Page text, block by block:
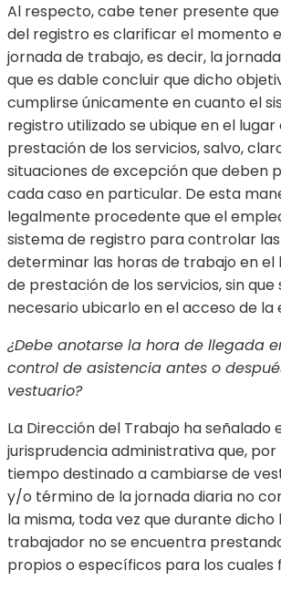
Al respecto, cabe tener presente
del registro es clarificar el momento
jornada de trabajo, es decir, la
que es dable concluir que dicho
cumplirse únicamente en cuanto el
registro utilizado se ubique en el
prestación de los servicios, salvo,
situaciones de excepción que deben
cada caso en particular. De esta
legalmente procedente que el
sistema de registro para controlar
determinar las horas de trabajo en el
de prestación de los servicios, sin
necesario ubicarlo en el acceso de la
¿Debe anotarse la hora de llegada
control de asistencia antes o
vestuario?
La Dirección del Trabajo ha señalado
jurisprudencia administrativa que,
tiempo destinado a cambiarse de
y/o término de la jornada diaria no
la misma, toda vez que durante dicho
trabajador no se encuentra
propios o específicos para los